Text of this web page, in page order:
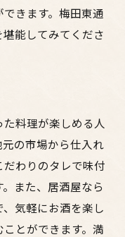
きます。梅田東通
能してみてくださ
料理が楽しめる人
の市場から仕入れ
わりのタレで味付
また、居酒屋なら
気軽にお酒を楽し
とができます。満